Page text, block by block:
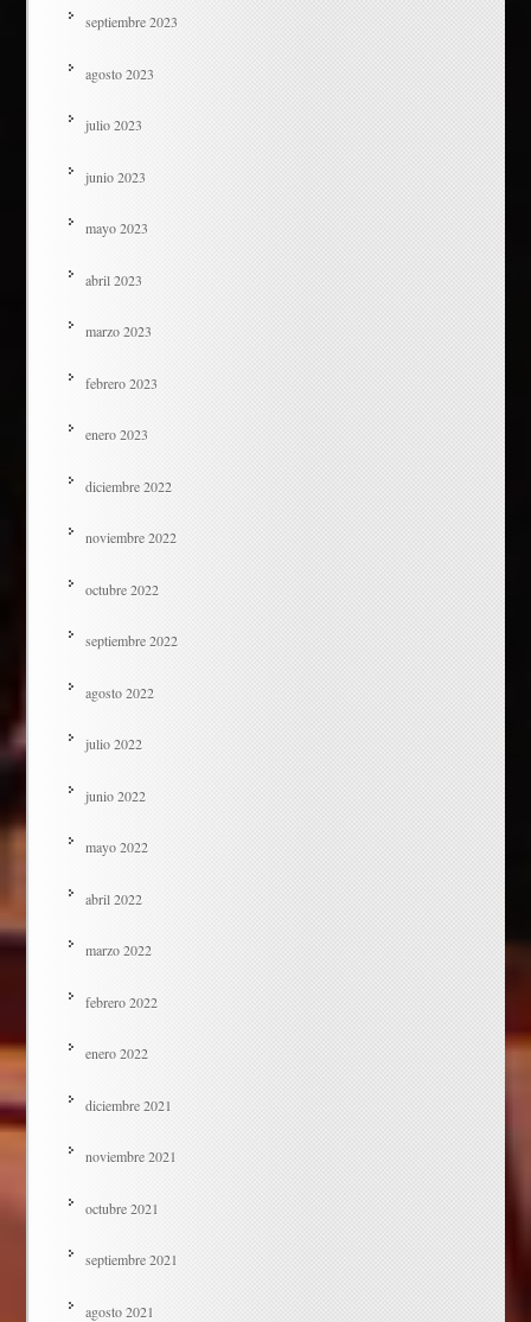
septiembre 2023
agosto 2023
julio 2023
junio 2023
mayo 2023
abril 2023
marzo 2023
febrero 2023
enero 2023
diciembre 2022
noviembre 2022
octubre 2022
septiembre 2022
agosto 2022
julio 2022
junio 2022
mayo 2022
abril 2022
marzo 2022
febrero 2022
enero 2022
diciembre 2021
noviembre 2021
octubre 2021
septiembre 2021
agosto 2021